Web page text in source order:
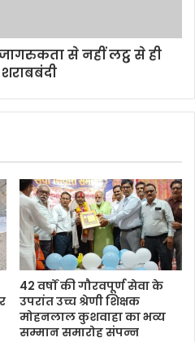
से नहीं लट्ठ से ही
शराबबंदी
42 वर्षों की गौरवपूर्ण सेवा के
उपरांत उच्च श्रेणी शिक्षक
मोहनलाल कुशवाहा का भव्य
सम्मान समारोह संपन्न